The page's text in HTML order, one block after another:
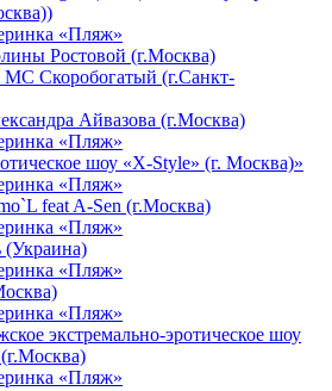
«Пляж»
Ростовой (г.Москва)
МС Скоробогатый (г.Санкт-
Айвазова (г.Москва)
«Пляж»
шоу «X-Style» (г. Москва)»
«Пляж»
feat A-Sen (г.Москва)
«Пляж»
«Пляж»
«Пляж»
экстремально-эротическое шоу
«Пляж»